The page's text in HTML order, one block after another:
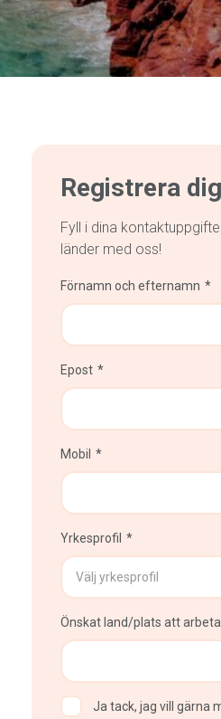
Registrera dig
Fyll i dina
länder med oss!
Förnamn och efternamn
Epost
Mobil
Yrkesprofil
Önskat land/plats att
Ja tack, jag vill gärna